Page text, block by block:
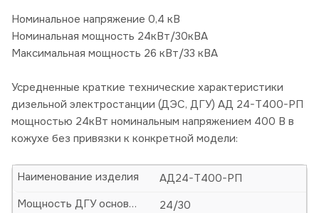
Номинальное напряжение 0,4 кВ
Номинальная мощность 24кВт/30кВА
Максимальная мощность 26 кВт/33 кВА
Усредненные краткие технические характеристики
дизельной электростанции (ДЭС, ДГУ) АД 24-Т400-РП
мощностью 24кВт номинальным напряжением 400 В в
кожухе без привязки к конкретной модели:
АД24-Т400-РП
Наименование изделия
24/30
Мощность ДГУ основная (кВт/кВА)